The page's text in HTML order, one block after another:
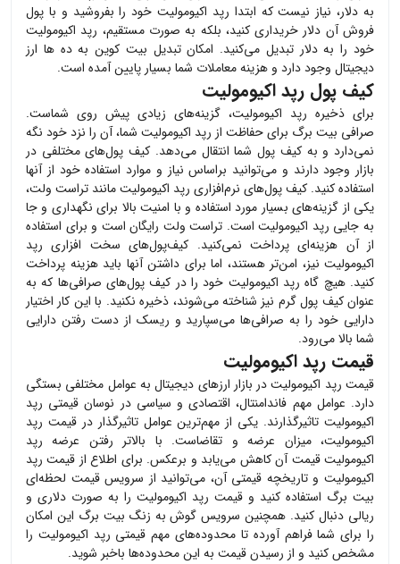
به دلار، نیاز نیست که ابتدا رپد اکیومولیتخود را بفروشید و با پول
فروش آن دلار خریداری کنید، بلکه به صورت مستقیم، رپد اکیومولیت
خود را به دلار تبدیل می‌کنید. امکان تبدیل بیت کوین به ده ها ارز
دیجیتال وجود دارد و هزینه معاملات شما بسیار پایین آمده است.
کیف پول رپد اکیومولیت
برای ذخیره رپد اکیومولیت، گزینه‌های زیادی پیش روی شماست.
صرافی بیت برگ برای حفاظت از رپد اکیومولیت شما، آن را نزد خود نگه
نمی‌دارد و به کیف پول شما انتقال می‌دهد. کیف پول‌های مختلفی در
بازار وجود دارند و می‌توانید براساس نیاز و موارد استفاده خود از آنها
استفاده کنید. کیف پول‌های نرم‌افزاری رپد اکیومولیتمانند تراست ولت،
یکی از گزینه‌های بسیار مورد استفاده و با امنیت بالا برای نگهداری و جا
به جایی رپد اکیومولیتاست. تراست ولت رایگان است و برای استفاده
از آن هزینه‌ای پرداخت نمی‌کنید. کیف‌پول‌های سخت افزاری رپد
اکیومولیت نیز، امن‌تر هستند، اما برای داشتن آنها باید هزینه پرداخت
کنید. هیچ گاه رپد اکیومولیت خود را در کیف پول‌های صرافی‌ها که به
عنوان کیف پول گرم نیز شناخته می‌شوند، ذخیره نکنید. با این کار اختیار
دارایی خود را به صرافی‌ها می‌سپارید و ریسک از دست رفتن دارایی
شما بالا می‌رود.
قیمت رپد اکیومولیت
قیمت رپد اکیومولیتدر بازار ارزهای دیجیتال به عوامل مختلفی بستگی
دارد. عوامل مهم فاندامنتال، اقتصادی و سیاسی در نوسان قیمتی رپد
اکیومولیت تاثیرگذارند. یکی از مهم‌ترین عوامل تاثیرگذار در قیمت رپد
اکیومولیت، میزان عرضه و تقاضاست. با بالاتر رفتن عرضه رپد
اکیومولیتقیمت آن کاهش می‌یابد و برعکس. برای اطلاع از قیمت رپد
اکیومولیت و تاریخچه قیمتی آن، می‌توانید از سرویس قیمت لحظه‌ای
بیت برگ استفاده کنید و قیمت رپد اکیومولیت را به صورت دلاری و
ریالی دنبال کنید. همچنین سرویس گوش به زنگ بیت برگ این امکان
را برای شما فراهم آورده تا محدوده‌های مهم قیمتی رپد اکیومولیت را
مشخص کنید و از رسیدن قیمت به این محدوده‌ها باخبر شوید.